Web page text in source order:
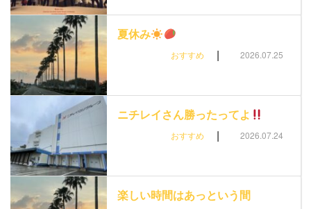
夏休み
おすすめ | 2026.07.25
ニチレイさん勝ったってよ
おすすめ | 2026.07.24
楽しい時間はあっという間